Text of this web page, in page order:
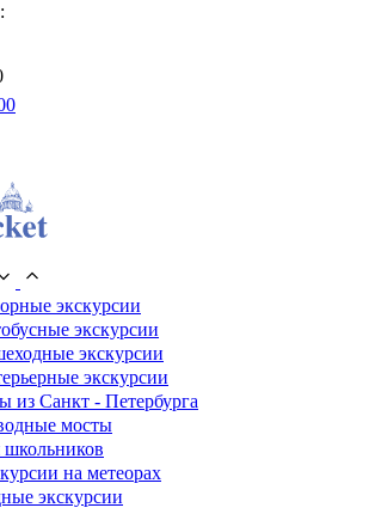
экскурсии
экскурсии
экскурсии
экскурсии
из Санкт - Петербурга
мосты
школьников
на метеорах
экскурсии